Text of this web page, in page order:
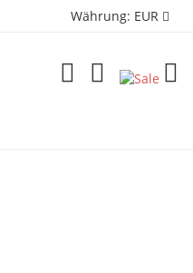
Währung: EUR